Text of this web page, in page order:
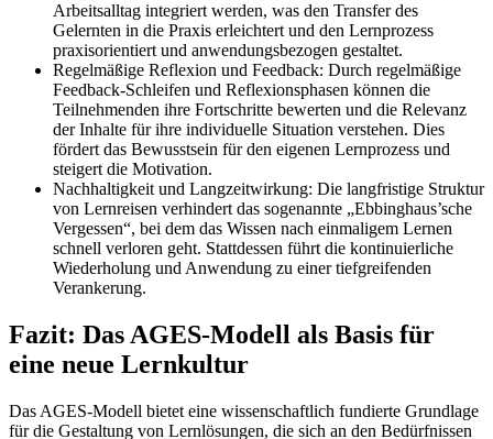
Arbeitsalltag integriert werden, was den Transfer des
Gelernten in die Praxis erleichtert und den Lernprozess
praxisorientiert und anwendungsbezogen gestaltet.
Regelmäßige Reflexion und Feedback: Durch regelmäßige
Feedback-Schleifen und Reflexionsphasen können die
Teilnehmenden ihre Fortschritte bewerten und die Relevanz
der Inhalte für ihre individuelle Situation verstehen. Dies
fördert das Bewusstsein für den eigenen Lernprozess und
steigert die Motivation.
Nachhaltigkeit und Langzeitwirkung: Die langfristige Struktur
von Lernreisen verhindert das sogenannte „Ebbinghaus’sche
Vergessen“, bei dem das Wissen nach einmaligem Lernen
schnell verloren geht. Stattdessen führt die kontinuierliche
Wiederholung und Anwendung zu einer tiefgreifenden
Verankerung.
Fazit: Das AGES-Modell als Basis für
eine neue Lernkultur
Das AGES-Modell bietet eine wissenschaftlich fundierte Grundlage
für die Gestaltung von Lernlösungen, die sich an den Bedürfnissen